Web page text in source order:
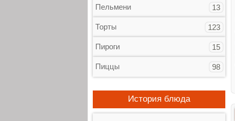
Пельмени 13
Торты 123
Пироги 15
Пиццы 98
История блюда